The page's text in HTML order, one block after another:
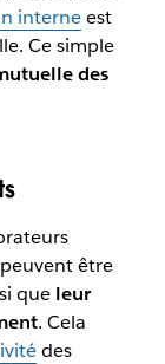
interneest
Ce simple
des
être
queleur
. Cela
des